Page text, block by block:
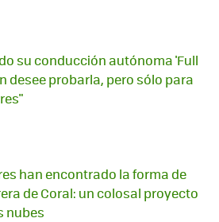
su conducción autónoma 'Full
desee probarla, pero sólo para
han encontrado la forma de
de Coral: un colosal proyecto
nubes